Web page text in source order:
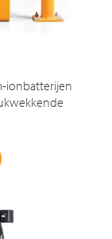
ionbatterijen